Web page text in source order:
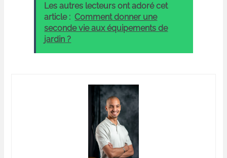
Les autres lecteurs ont adoré cet
article : Comment donner une
seconde vie aux équipements de
jardin ?